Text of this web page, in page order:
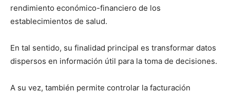
rendimiento económico-financiero de los
establecimientos de salud.
En tal sentido, su finalidad principal es transformar datos
dispersos en información útil para la toma de decisiones.
A su vez, también permite controlar la facturación